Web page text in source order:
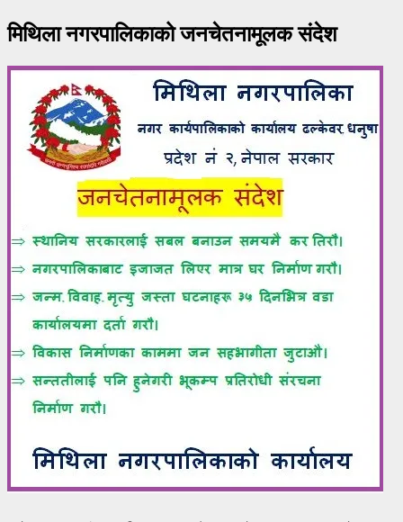
मिथिला नगरपालिकाको जनचेतनामूलक संदेश